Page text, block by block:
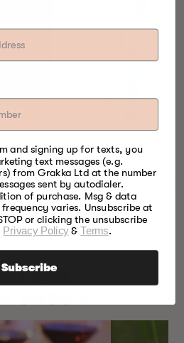
Professionel P10 4
Normalpris
8.199,00 kr
FOR
and signing up for texts, you
text messages (e.g.
from Grakka Ltd at the number
sent by autodialer.
of purchase. Msg & data
varies. Unsubscribe at
or clicking the unsubscribe
Privacy Policy&Terms.
Subscribe